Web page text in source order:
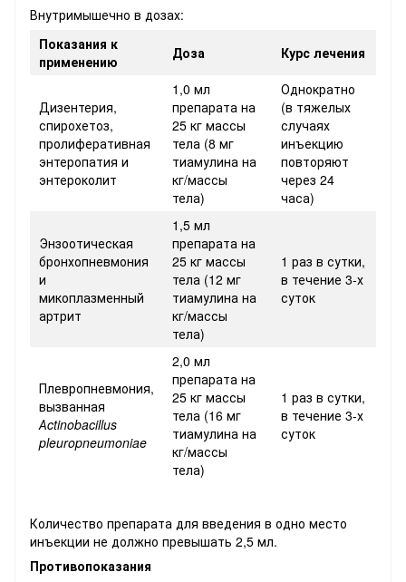
Внутримышечно в дозах:
Показания к
применению
Доза Курс лечения
Дизентерия,
спирохетоз,
пролиферативная
энтеропатия и
энтероколит
1,0 мл
препарата на
25 кг массы
тела (8 мг
тиамулина на
кг/массы
тела)
Однократно
(в тяжелых
случаях
инъекцию
повторяют
через 24
часа)
Энзоотическая
бронхопневмония
и
микоплазменный
артрит
1,5 мл
препарата на
25 кг массы
тела (12 мг
тиамулина на
кг/массы
тела)
1 раз в сутки,
в течение 3-х
суток
Плевропневмония,
вызванная
Аctinobacillus
pleuropneumoniae
2,0 мл
препарата на
25 кг массы
тела (16 мг
тиамулина на
кг/массы
тела)
1 раз в сутки,
в течение 3-х
суток
Количество препарата для введения в одно место
инъекции не должно превышать 2,5 мл.
Противопоказания